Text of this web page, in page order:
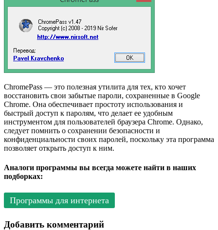
ChromePass — это полезная утилита для тех, кто хочет
восстановить свои забытые пароли, сохраненные в Google
Chrome. Она обеспечивает простоту использования и
быстрый доступ к паролям, что делает ее удобным
инструментом для пользователей браузера Chrome. Однако,
следует помнить о сохранении безопасности и
конфиденциальности своих паролей, поскольку эта программа
позволяет открыть доступ к ним.
Аналоги программы вы всегда можете найти в наших
подборках:
Программы для интернета
Добавить комментарий